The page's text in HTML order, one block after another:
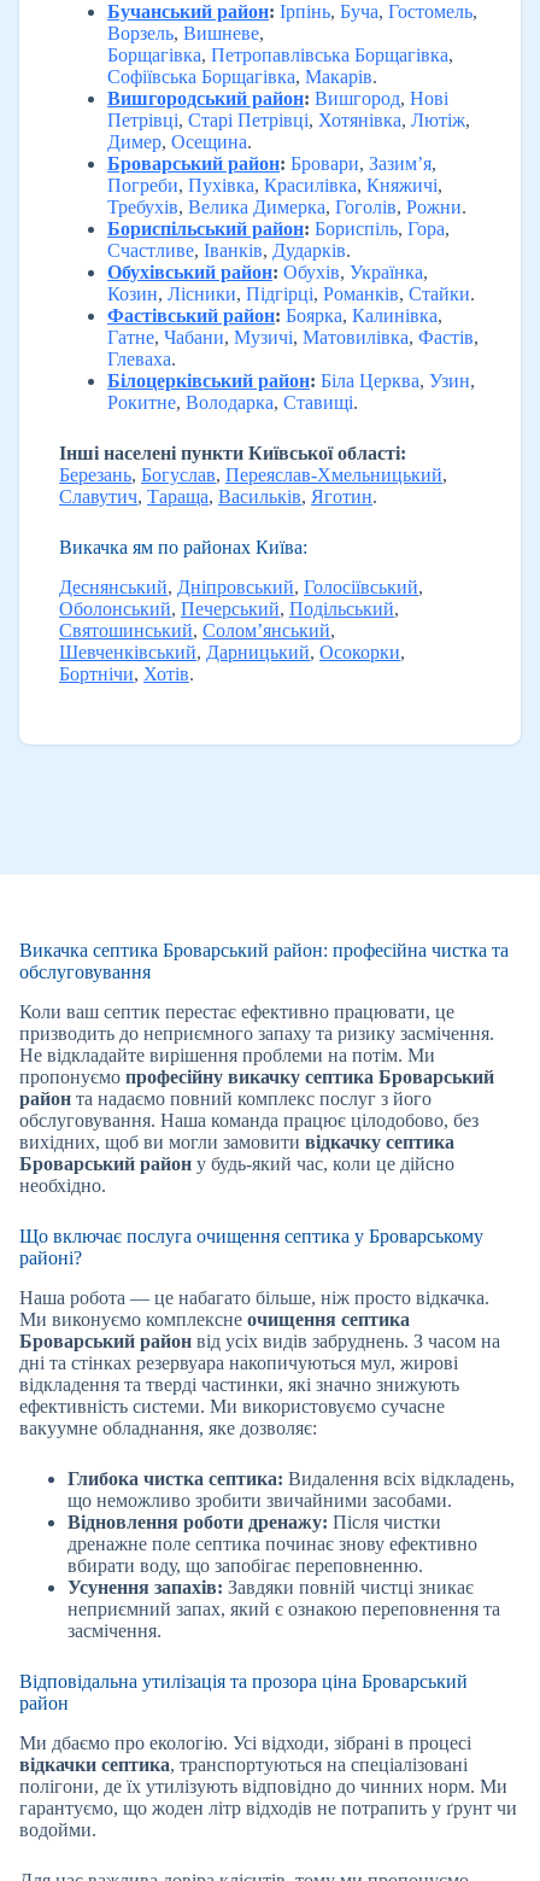
Бучанський район: Ірпінь, Буча, Гостомель,
Ворзель, Вишневе,
Борщагівка, Петропавлівська Борщагівка,
Софіївська Борщагівка, Макарів.
Вишгородський район: Вишгород, Нові
Петрівці, Старі Петрівці, Хотянівка, Лютіж,
Димер, Осещина.
Броварський район: Бровари, Зазим’я,
Погреби, Пухівка, Красилівка, Княжичі,
Требухів, Велика Димерка, Гоголів, Рожни.
Бориспільський район: Бориспіль, Гора,
Счастливе, Іванків, Дударків.
Обухівський район: Обухів, Українка,
Козин, Лісники, Підгірці, Романків, Стайки.
Фастівський район: Боярка, Калинівка,
Гатне, Чабани, Музичі, Матовилівка, Фастів,
Глеваха.
Білоцерківський район: Біла Церква, Узин,
Рокитне, Володарка, Ставищі.
Інші населені пункти Київської області:
Березань, Богуслав, Переяслав-Хмельницький,
Славутич, Тараща, Васильків, Яготин.
Викачка ям по районах Київа:
Деснянський, Дніпровський, Голосіївський,
Оболонський, Печерський, Подільський,
Святошинський, Солом’янський,
Шевченківський, Дарницький, Осокорки,
Бортнічи, Хотів.
Викачка септика Броварський район: професійна чистка та
обслуговування
Коли ваш септик перестає ефективно працювати, це
призводить до неприємного запаху та ризику засмічення.
Не відкладайте вирішення проблеми на потім. Ми
пропонуємо професійну викачку септика Броварський
район та надаємо повний комплекс послуг з його
обслуговування. Наша команда працює цілодобово, без
вихідних, щоб ви могли замовити відкачку септика
Броварський район у будь-який час, коли це дійсно
необхідно.
Що включає послуга очищення септика у Броварському
районі?
Наша робота — це набагато більше, ніж просто відкачка.
Ми виконуємо комплексне очищення септика
Броварський район від усіх видів забруднень. З часом на
дні та стінках резервуара накопичуються мул, жирові
відкладення та тверді частинки, які значно знижують
ефективність системи. Ми використовуємо сучасне
вакуумне обладнання, яке дозволяє:
Глибока чистка септика: Видалення всіх відкладень,
що неможливо зробити звичайними засобами.
Відновлення роботи дренажу: Після чистки
дренажне поле септика починає знову ефективно
вбирати воду, що запобігає переповненню.
Усунення запахів: Завдяки повній чистці зникає
неприємний запах, який є ознакою переповнення та
засмічення.
Відповідальна утилізація та прозора ціна Броварський
район
Ми дбаємо про екологію. Усі відходи, зібрані в процесі
відкачки септика, транспортуються на спеціалізовані
полігони, де їх утилізують відповідно до чинних норм. Ми
гарантуємо, що жоден літр відходів не потрапить у ґрунт чи
водойми.